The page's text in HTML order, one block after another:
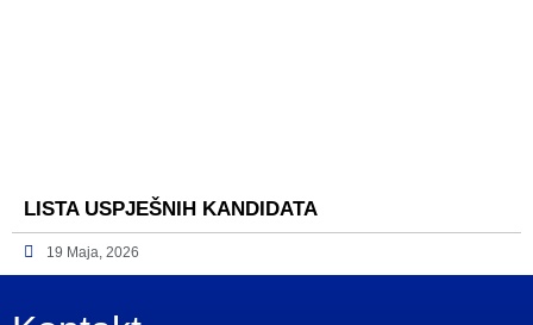
LISTA USPJEŠNIH KANDIDATA
19 Maja, 2026